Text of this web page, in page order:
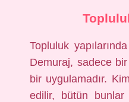
Topluluk
Demuraj, sadece
bir uygulamadır.
edilir, bütün bunlar